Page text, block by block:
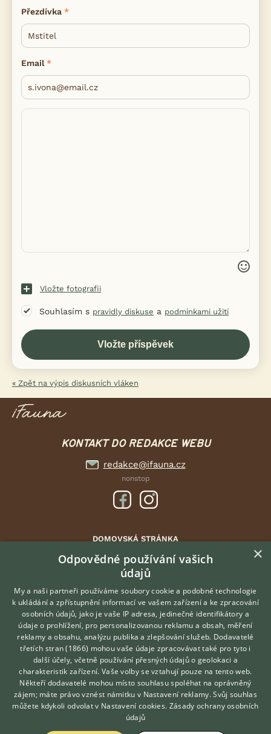
Přezdívka
Email
Vložte fotografii
Souhlasím s pravidly diskuse a podmínkami užití
« Zpět na výpis diskusních vláken
KONTAKT DO REDAKCE WEBU
redakce@ifauna.cz
nonstop
DOMOVSKÁ STRÁNKA
INZERCE
DISKUSE
ČLÁNKY
ATLAS
O nás
Kontakt
Možnosti zvýraznění inzerátů
Podmínky užití
Zpracování osobních údajů
Přihlášení
Hledáte zvířecího kamaráda?
Zdarma vám poradí
VETERINÁŘ ONLINE
KONZULTOVAT S
VETERINÁŘEM
×
Odpovědné používání vašich
údajů
My a naši partneři používáme soubory cookie a podobné technologie
k ukládání a zpřístupnění informací ve vašem zařízení a ke zpracování
osobních údajů, jako je vaše IP adresa, jedinečné identifikátory a
údaje o prohlížení, pro personalizovanou reklamu a obsah, měření
reklamy a obsahu, analýzu publika a zlepšování služeb. Dodavatelé
třetích stran (1866) mohou vaše údaje zpracovávat také pro tyto i
další účely, včetně používání přesných údajů o geolokaci a
charakteristik zařízení. Vaše volby se vztahují pouze na tento web.
Někteří dodavatelé mohou místo souhlasu spoléhat na oprávněný
zájem; máte právo vznést námitku v Nastavení reklamy. Svůj souhlas
můžete kdykoli odvolat v Nastavení cookies. Zásady ochrany osobních
údajů